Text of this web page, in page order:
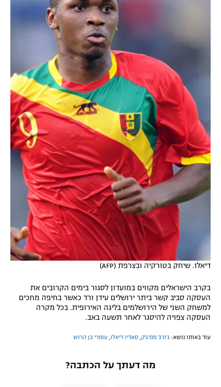
דיאלו. שיחק בטורקיה ובצרפת (AFP)
בקרב הישראלים מקווים במועדון לסגור בימים הקרובים את
העסקה סביב קשר ביתר ירושלים עידן ורד כאשר בחיפה מחכים
למשחק השני של הירושלמים בליגה האירופית. בכל מקרה
העסקה צפויה להיסגר לאחר תשעה באב.
עוד באותו נושא: ג'ורג' מנדג'ק, סאדיו דיאלו, עומרי בן הרוש
מה דעתך על הכתבה?